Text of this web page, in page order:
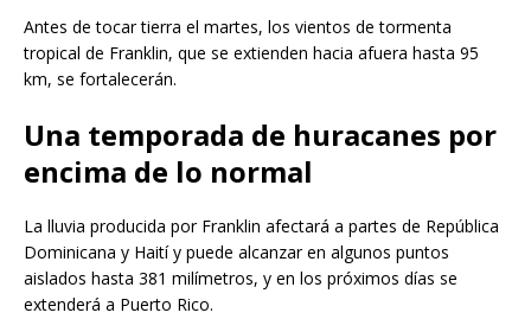
Antes de tocar tierra el martes, los vientos de tormenta
tropical de Franklin, que se extienden hacia afuera hasta 95
km, se fortalecerán.
Una temporada de huracanes por
encima de lo normal
La lluvia producida por Franklin afectará a partes de República
Dominicana y Haití y puede alcanzar en algunos puntos
aislados hasta 381 milímetros, y en los próximos días se
extenderá a Puerto Rico.